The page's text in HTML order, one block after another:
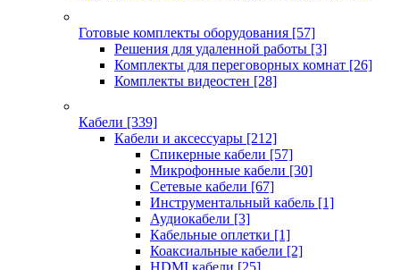
Готовые комплекты оборудования [57]
Решения для удаленной работы [3]
Комплекты для переговорных комнат [26]
Комплекты видеостен [28]
Кабели [339]
Кабели и аксессуары [212]
Спикерные кабели [57]
Микрофонные кабели [30]
Сетевые кабели [67]
Инструментальный кабель [1]
Аудиокабели [3]
Кабельные оплетки [1]
Коаксиальные кабели [2]
HDMI кабели [25]